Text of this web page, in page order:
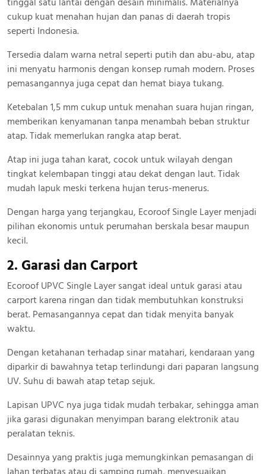
cukup kuat menahan hujan dan panas di daerah tropis
seperti Indonesia.
Tersedia dalam warna netral seperti putih dan abu-abu, atap
ini menyatu harmonis dengan konsep rumah modern. Proses
pemasangannya juga cepat dan hemat biaya tukang.
Ketebalan 1,5 mm cukup untuk menahan suara hujan ringan,
memberikan kenyamanan tanpa menambah beban struktur
atap. Tidak memerlukan rangka atap berat.
Atap ini juga tahan karat, cocok untuk wilayah dengan
tingkat kelembapan tinggi atau dekat dengan laut. Tidak
mudah lapuk meski terkena hujan terus-menerus.
Dengan harga yang terjangkau, Ecoroof Single Layer menjadi
pilihan ekonomis untuk perumahan berskala besar maupun
kecil.
2. Garasi dan Carport
Ecoroof UPVC Single Layer sangat ideal untuk garasi atau
carport karena ringan dan tidak membutuhkan konstruksi
berat. Pemasangannya cepat dan tidak menyita banyak
waktu.
Dengan ketahanan terhadap sinar matahari, kendaraan yang
diparkir di bawahnya tetap terlindungi dari paparan langsung
UV. Suhu di bawah atap tetap sejuk.
Lapisan UPVC nya juga tidak mudah terbakar, sehingga aman
jika garasi digunakan menyimpan barang elektronik atau
peralatan teknis.
Desainnya yang praktis juga memungkinkan pemasangan di